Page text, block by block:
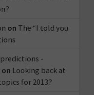
on The “I told you
-
on Looking back at
for 2013?